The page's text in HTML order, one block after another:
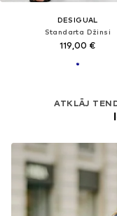
DESIGUAL
Standarta Džinsi
119,00 €
ATKLĀJ